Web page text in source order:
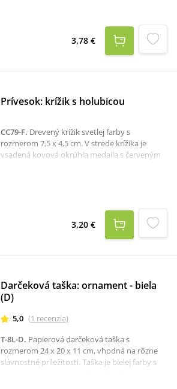
3,78 €
Prívesok: krížik s holubicou
CC79-F. Drevený krížik svetlej farby s
rozmerom 7,5 x 4,5 cm. V strede krížika je
vsadená kovová okrúhla medaila s červeným
3,20 €
Darčeková taška: ornament - biela
(D)
5,0 (1 recenzia)
T-8L-D. Papierová darčeková taška s
rozmerom 24 x 20 x 11 cm, vhodná na rôzne
slávnostné príležitosti. Taška je bielej farby s